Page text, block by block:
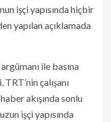
işçi yapısında hiçbir
yapılan açıklamada
ile basına
çalışanı
akışında sonlu
işçi yapısında